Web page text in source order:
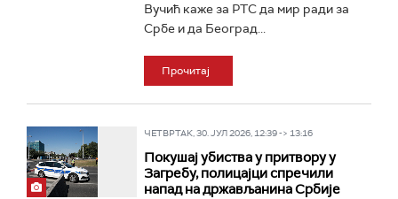
Вучић каже за РТС да мир ради за
Србе и да Београд...
Прочитај
ЧЕТВРТАК, 30. ЈУЛ 2026, 12:39 -> 13:16
Покушај убиства у притвору у
Загребу, полицајци спречили
напад на држављанина Србије